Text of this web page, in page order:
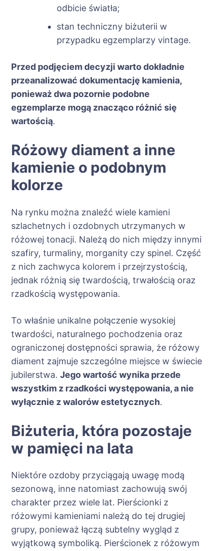
odbicie światła;
stan techniczny biżuterii w
przypadku egzemplarzy vintage.
Przed podjęciem decyzji warto dokładnie
przeanalizować dokumentację kamienia,
ponieważ dwa pozornie podobne
egzemplarze mogą znacząco różnić się
wartością.
Różowy diament a inne
kamienie o podobnym
kolorze
Na rynku można znaleźć wiele kamieni
szlachetnych i ozdobnych utrzymanych w
różowej tonacji. Należą do nich między innymi
szafiry, turmaliny, morganity czy spinel. Część
z nich zachwyca kolorem i przejrzystością,
jednak różnią się twardością, trwałością oraz
rzadkością występowania.
To właśnie unikalne połączenie wysokiej
twardości, naturalnego pochodzenia oraz
ograniczonej dostępności sprawia, że różowy
diament zajmuje szczególne miejsce w świecie
jubilerstwa. Jego wartość wynika przede
wszystkim z rzadkości występowania, a nie
wyłącznie z walorów estetycznych.
Biżuteria, która pozostaje
w pamięci na lata
Niektóre ozdoby przyciągają uwagę modą
sezonową, inne natomiast zachowują swój
charakter przez wiele lat. Pierścionki z
różowymi kamieniami należą do tej drugiej
grupy, ponieważ łączą subtelny wygląd z
wyjątkową symboliką. Pierścionek z różowym